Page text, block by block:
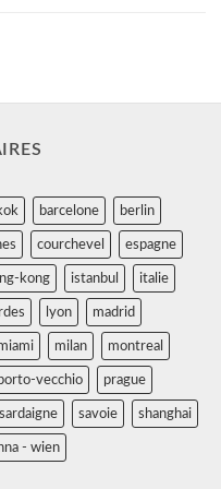
barcelone berlin
courchevel espagne
kong istanbul italie
lyon madrid
milan montreal
vecchio prague
sardaigne savoie shanghai
- wien